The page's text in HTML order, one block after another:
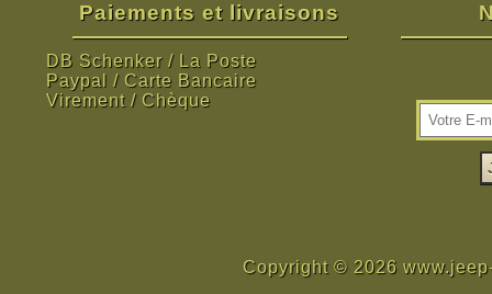
Paiements et livraisons
DB Schenker / La Poste
Paypal / Carte Bancaire
Virement / Chèque
Copyright © 2026